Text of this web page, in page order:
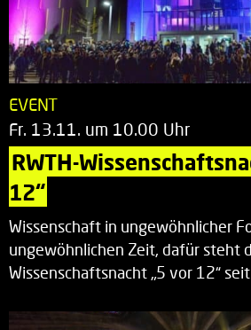
EVENT
Fr. 13.11. um 10.00 Uhr
RWTH-
12“
Wissenschaft in ungewöhnlicher
ungewöhnlichen Zeit, dafür steht
Wissenschaftsnacht „5 vor 12“